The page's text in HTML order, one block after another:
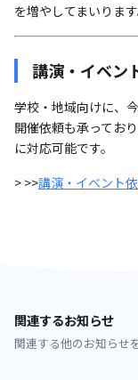
を増やしてまいります
講演・イベン
学校・地域向けに、
開催依頼も承ってお
に対応可能です。
> >>講演・イベント
関連するお知らせ
関連する他のお知らせ